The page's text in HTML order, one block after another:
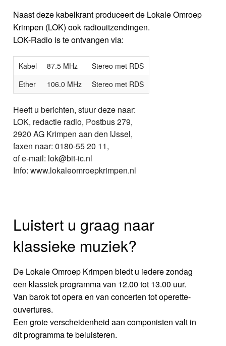
Naast deze kabelkrant produceert de Lokale Omroep
Krimpen (LOK) ook radiouitzendingen.
LOK-Radio is te ontvangen via:
Kabel 87.5 MHz
Stereo met RDS
Ether
106.0 MHz Stereo met RDS
Heeft u berichten, stuur deze naar:
LOK, redactie radio, Postbus 279,
2920 AG Krimpen aan den IJssel,
faxen naar: 0180-55 20 11,
of e-mail: lok@bit-ic.nl
Info: www.lokaleomroepkrimpen.nl
Luistert u graag naar
klassieke muziek?
De Lokale Omroep Krimpen biedt u iedere zondag
een klassiek programma van 12.00 tot 13.00 uur.
Van barok tot opera en van concerten tot operette-
ouvertures.
Een grote verscheidenheid aan componisten valt in
dit programma te beluisteren.